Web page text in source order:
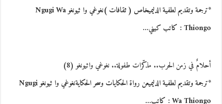
*ترجمة وتقديم لطفية الدليميخاص ( ثقافات )نغوغي وا ثيونغو Ngugi Wa
Thiongo : كاتب كيني…
أحلامٌ في زمن الحرب.. مذكّرات طفولة.. نغوغي واثيونغو (8)
*ترجمة وتقديم لطفية الدليميعن رواة الحكايات وسحر الحكايةنغوغي وا ثيونغو Ngugi
Wa Thiongo : كاتب…